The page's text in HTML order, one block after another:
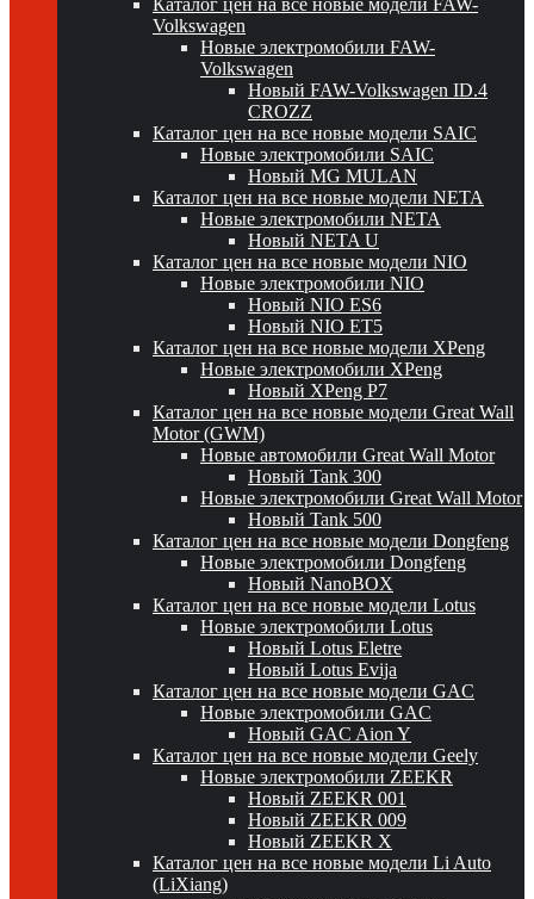
Каталог цен на все новые модели FAW-
Volkswagen
Новые электромобили FAW-
Volkswagen
Новый FAW-Volkswagen ID.4
CROZZ
Каталог цен на все новые модели SAIC
Новые электромобили SAIC
Новый MG MULAN
Каталог цен на все новые модели NETA
Новые электромобили NETA
Новый NETA U
Каталог цен на все новые модели NIO
Новые электромобили NIO
Новый NIO ES6
Новый NIO ET5
Каталог цен на все новые модели XPeng
Новые электромобили XPeng
Новый XPeng P7
Каталог цен на все новые модели Great Wall
Motor (GWM)
Новые автомобили Great Wall Motor
Новый Tank 300
Новые электромобили Great Wall Motor
Новый Tank 500
Каталог цен на все новые модели Dongfeng
Новые электромобили Dongfeng
Новый NanoBOX
Каталог цен на все новые модели Lotus
Новые электромобили Lotus
Новый Lotus Eletre
Новый Lotus Evija
Каталог цен на все новые модели GAC
Новые электромобили GAC
Новый GAC Aion Y
Каталог цен на все новые модели Geely
Новые электромобили ZEEKR
Новый ZEEKR 001
Новый ZEEKR 009
Новый ZEEKR X
Каталог цен на все новые модели Li Auto
(LiXiang)